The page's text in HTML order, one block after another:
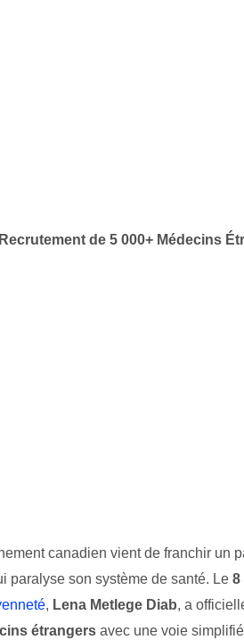
de 5 000+ Médecins
canadien vient de franchir un
paralyse son système de santé. Le 8
, Lena Metlege Diab, a
étrangersavec une voie